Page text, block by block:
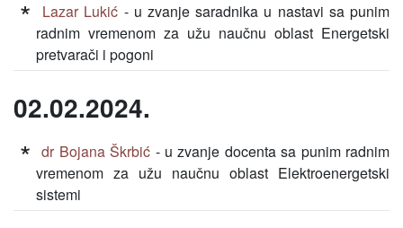
Lazar Lukić - u zvanje saradnika u nastavi sa punim
radnim vremenom za užu naučnu oblast Energetski
pretvarači i pogoni
02.02.2024.
dr Bojana Škrbić - u zvanje docenta sa punim radnim
vremenom za užu naučnu oblast Elektroenergetski
sistemi